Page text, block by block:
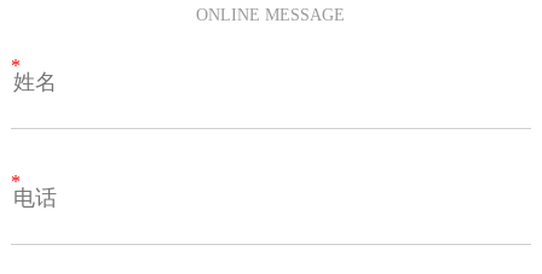
ONLINE MESSAGE
*
*